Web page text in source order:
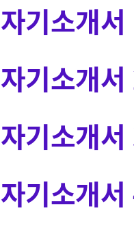
기소개
기소개
기소개
기소개